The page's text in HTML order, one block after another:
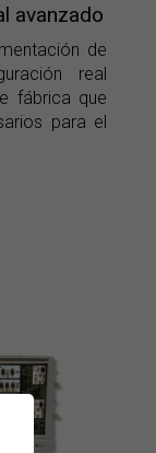
avanzado
de
real
fábrica que
para el